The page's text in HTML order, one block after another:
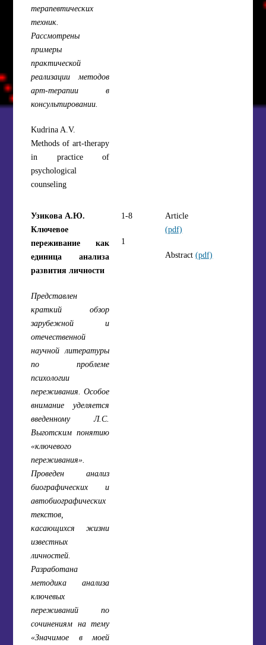
терапевтических
техник.
Рассмотрены
примеры
практической
реализации методов
арт-терапии в
консультировании.
Kudrina A.V.
Methods of art-therapy
in practice of
psychological
counseling
Узикова А.Ю.
Ключевое
переживание как
единица анализа
развития личности
Представлен
краткий обзор
зарубежной и
отечественной
научной литературы
по проблеме
психологии
переживания. Особое
внимание уделяется
введенному Л.С.
Выготским понятию
«ключевого
переживания».
Проведен анализ
биографических и
автобиографических
текстов,
касающихся жизни
известных
личностей.
Разработана
методика анализа
ключевых
переживаний по
сочинениям на тему
«Значимое в моей
1-8
1
Article
(pdf)
Abstract(pdf)